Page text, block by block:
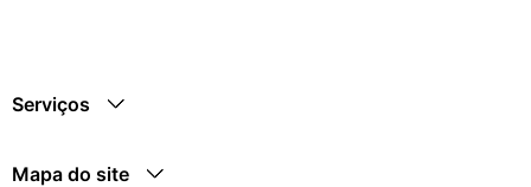
Serviços
Mapa do site